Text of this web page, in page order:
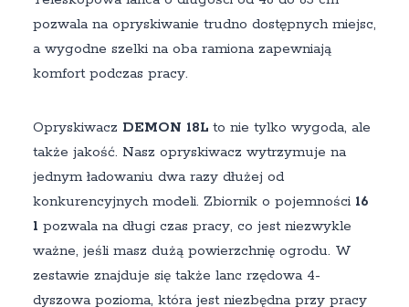
pozwala na opryskiwanie trudno dostępnych miejsc,
a wygodne szelki na oba ramiona zapewniają
komfort podczas pracy.
Opryskiwacz DEMON 18Lto nie tylko wygoda, ale
także jakość. Nasz opryskiwacz wytrzymuje na
jednym ładowaniu dwa razy dłużej od
konkurencyjnych modeli. Zbiornik o pojemności16
l pozwala na długi czas pracy, co jest niezwykle
ważne, jeśli masz dużą powierzchnię ogrodu. W
zestawie znajduje się także lanc rzędowa 4-
dyszowa pozioma, która jest niezbędna przy pracy